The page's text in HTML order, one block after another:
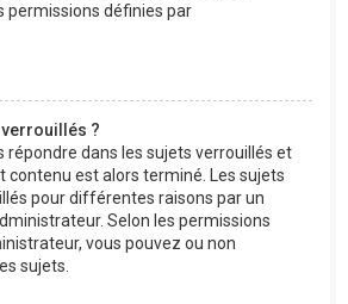
permissions définies par
?
répondre dans les sujets verrouillés et
contenu est alors terminé. Les sujets
pour différentes raisons par un
Selon les permissions
vous pouvez ou non
sujets.